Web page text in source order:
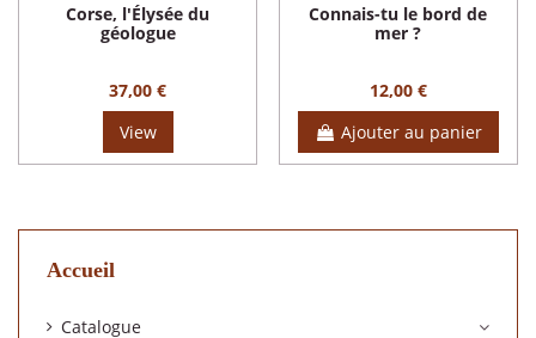
Corse, l'Élysée du
géologue
37,00 €
View
Connais-tu le bord de
mer ?
12,00 €
Ajouter au panier
Accueil
Catalogue